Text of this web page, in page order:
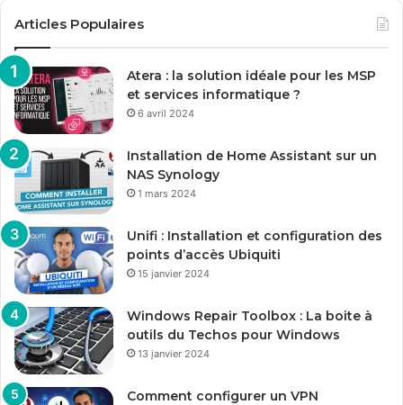
Articles Populaires
Atera : la solution idéale pour les MSP
et services informatique ?
6 avril 2024
Installation de Home Assistant sur un
NAS Synology
1 mars 2024
Unifi : Installation et configuration des
points d’accès Ubiquiti
15 janvier 2024
Windows Repair Toolbox : La boite à
outils du Techos pour Windows
13 janvier 2024
Comment configurer un VPN